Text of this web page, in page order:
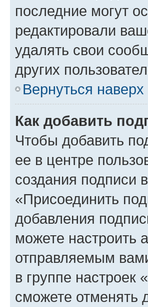
последние могут
редактировали
удалять свои
других
Вернуться наверх
Как добавить
Чтобы добавить
ее в центре
создания подписи
«Присоединить
добавления
можете настроить
отправляемым
в группе
сможете отменять